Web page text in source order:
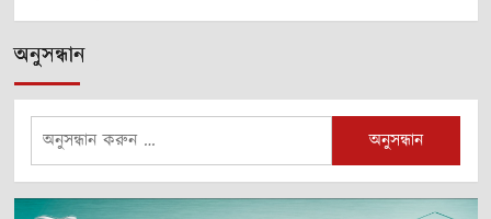
অনুসন্ধান
অনুসন্ধানঃ